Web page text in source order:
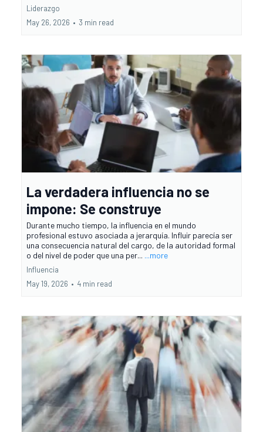
Liderazgo
May 26, 2026 • 3 min read
La verdadera influencia no se
impone: Se construye
Durante mucho tiempo, la influencia en el mundo
profesional estuvo asociada a jerarquía. Influir parecía ser
una consecuencia natural del cargo, de la autoridad formal
o del nivel de poder que una per... ...more
Influencia
May 19, 2026 • 4 min read